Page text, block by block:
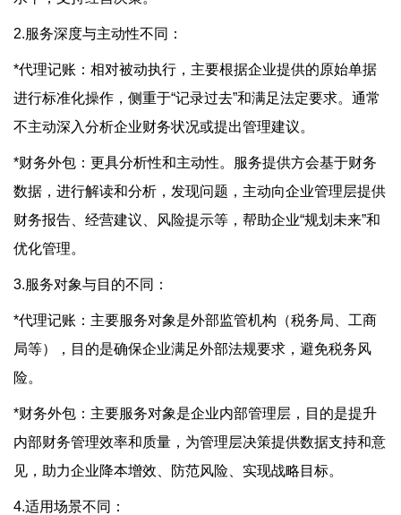
2.服务深度与主动性不同：
*代理记账：相对被动执行，主要根据企业提供的原始单据
进行标准化操作，侧重于“记录过去”和满足法定要求。通常
不主动深入分析企业财务状况或提出管理建议。
*财务外包：更具分析性和主动性。服务提供方会基于财务
数据，进行解读和分析，发现问题，主动向企业管理层提供
财务报告、经营建议、风险提示等，帮助企业“规划未来”和
优化管理。
3.服务对象与目的不同：
*代理记账：主要服务对象是外部监管机构（税务局、工商
局等），目的是确保企业满足外部法规要求，避免税务风
险。
*财务外包：主要服务对象是企业内部管理层，目的是提升
内部财务管理效率和质量，为管理层决策提供数据支持和意
见，助力企业降本增效、防范风险、实现战略目标。
4.适用场景不同：